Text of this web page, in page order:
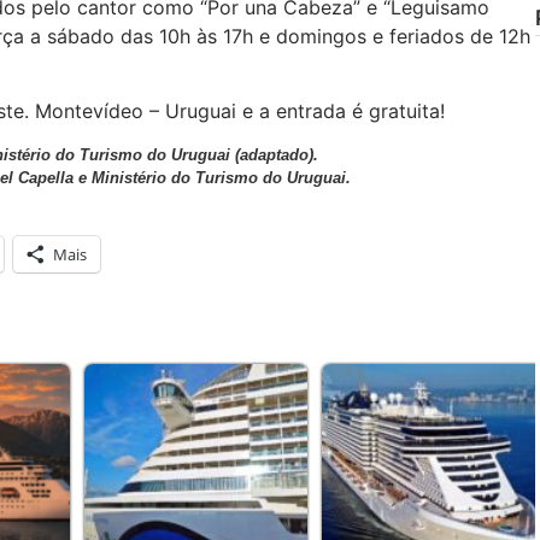
pelo cantor como “Por una Cabeza” e “Leguisamo
a sábado das 10h às 17h e domingos e feriados de 12h
Montevídeo – Uruguai e a entrada é gratuita!
do Turismo do Uruguai (adaptado).
Capella e Ministério do Turismo do Uruguai.
Mais